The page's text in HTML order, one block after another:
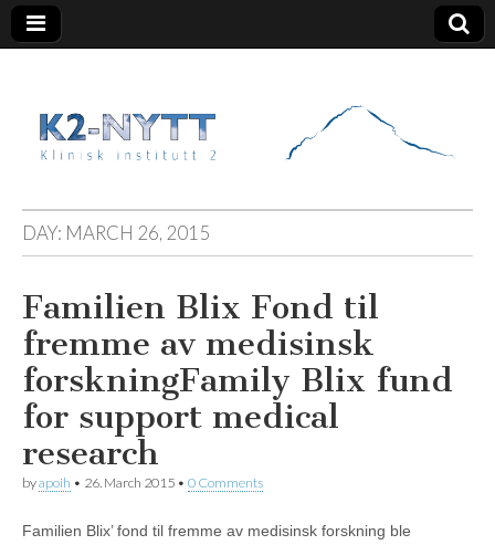
K2 Nytt
DAY: MARCH 26, 2015
Familien Blix Fond til
fremme av medisinsk
forskningFamily Blix fund
for support medical
research
byapoih • 26. March 2015 • 0 Comments
Familien Blix’ fond til fremme av medisinsk forskning ble